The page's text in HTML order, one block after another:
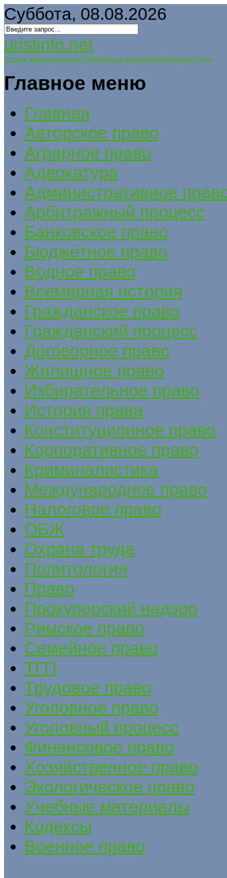
Суббота, 08.08.2026
uristinfo.net
Історія УкраїниИстория РФИсковые заявленияКонтактыСтатьи
Главное меню
Главная
Авторское право
Аграрное право
Адвокатура
Административное
Арбитражный процесс
Банковское право
Бюджетное право
Водное право
Всемирная история
Гражданское право
Гражданский процесс
Договорное право
Жилищное право
Избирательное право
История права
Конституционное право
Корпоративное право
Криминалистика
Международное право
Налоговое право
ОБЖ
Охрана труда
Политология
Право
Прокурорский надзор
Римское право
Семейное право
ТГП
Трудовое право
Уголовное право
Уголовный процесс
Финансовое право
Хозяйственное право
Экологическое право
Учебные материалы
Кодексы
Военное право